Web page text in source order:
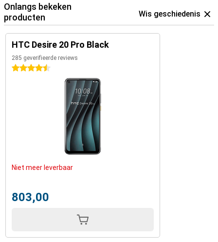
Onlangs bekeken
producten
Wis geschiedenis
HTC Desire 20 Pro Black
285 geverifieerde reviews
4.5 sterren
Niet meer leverbaar
803,00